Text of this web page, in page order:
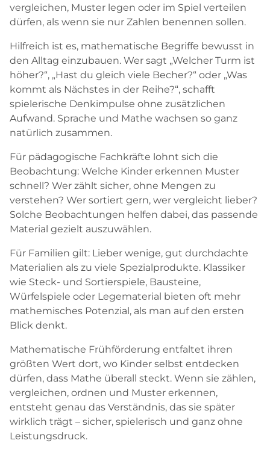
vergleichen, Muster legen oder im Spiel verteilen
dürfen, als wenn sie nur Zahlen benennen sollen.
Hilfreich ist es, mathematische Begriffe bewusst in
den Alltag einzubauen. Wer sagt „Welcher Turm ist
höher?“, „Hast du gleich viele Becher?“ oder „Was
kommt als Nächstes in der Reihe?“, schafft
spielerische Denkimpulse ohne zusätzlichen
Aufwand. Sprache und Mathe wachsen so ganz
natürlich zusammen.
Für pädagogische Fachkräfte lohnt sich die
Beobachtung: Welche Kinder erkennen Muster
schnell? Wer zählt sicher, ohne Mengen zu
verstehen? Wer sortiert gern, wer vergleicht lieber?
Solche Beobachtungen helfen dabei, das passende
Material gezielt auszuwählen.
Für Familien gilt: Lieber wenige, gut durchdachte
Materialien als zu viele Spezialprodukte. Klassiker
wie Steck- und Sortierspiele, Bausteine,
Würfelspiele oder Legematerial bieten oft mehr
mathemisches Potenzial, als man auf den ersten
Blick denkt.
Mathematische Frühförderung entfaltet ihren
größten Wert dort, wo Kinder selbst entdecken
dürfen, dass Mathe überall steckt. Wenn sie zählen,
vergleichen, ordnen und Muster erkennen,
entsteht genau das Verständnis, das sie später
wirklich trägt – sicher, spielerisch und ganz ohne
Leistungsdruck.